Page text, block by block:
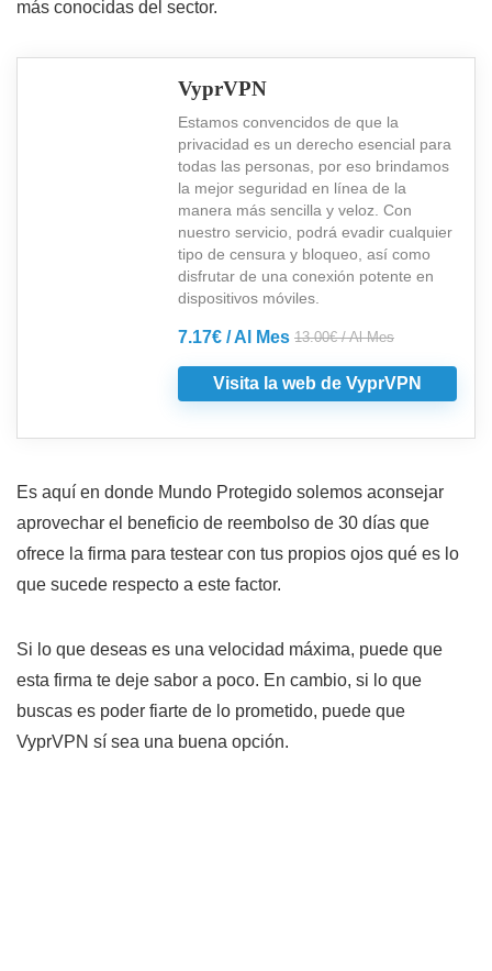
más conocidas del sector.
VyprVPN
Estamos convencidos de que la
privacidad es un derecho esencial para
todas las personas, por eso brindamos
la mejor seguridad en línea de la
manera más sencilla y veloz. Con
nuestro servicio, podrá evadir cualquier
tipo de censura y bloqueo, así como
disfrutar de una conexión potente en
dispositivos móviles.
7.17€ / Al Mes 13.00€ / Al Mes
Visita la web de VyprVPN
Es aquí en donde Mundo Protegido solemos aconsejar
aprovechar el beneficio de reembolso de 30 días que
ofrece la firma para testear con tus propios ojos qué es lo
que sucede respecto a este factor.
Si lo que deseas es una velocidad máxima, puede que
esta firma te deje sabor a poco. En cambio, si lo que
buscas es poder fiarte de lo prometido, puede que
VyprVPN sí sea una buena opción.